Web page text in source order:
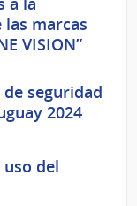
las marcas
VISION”
seguridad
2024
del